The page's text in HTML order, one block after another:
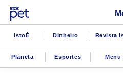
IstoÉ Dinheiro Revista
Planeta Esportes Menu